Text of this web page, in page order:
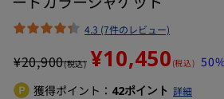
4.3 (7件のレビュー)
¥20,900(税込) ¥10,450 (税込)
獲得ポイント： 42ポイント 詳細